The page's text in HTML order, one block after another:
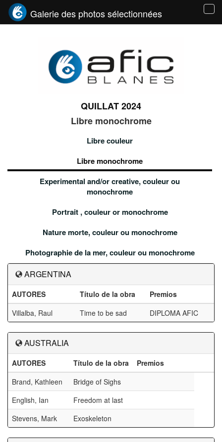
Galerie des photos sélectionnées
QUILLAT 2024
Libre monochrome
Libre couleur
Libre monochrome
Experimental and/or creative, couleur ou
monochrome
Portrait , couleur or monochrome
Nature morte, couleur ou monochrome
Photographie de la mer, couleur ou monochrome
ARGENTINA
AUTORES Título de la obra
Premios
Villalba, Raul
Time to be sad DIPLOMA AFIC
AUSTRALIA
AUTORES Título de la obra
Premios
Brand, Kathleen
Bridge of Sighs
English, Ian
Freedom at last
Stevens, Mark
Exoskeleton